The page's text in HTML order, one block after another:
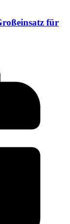
für